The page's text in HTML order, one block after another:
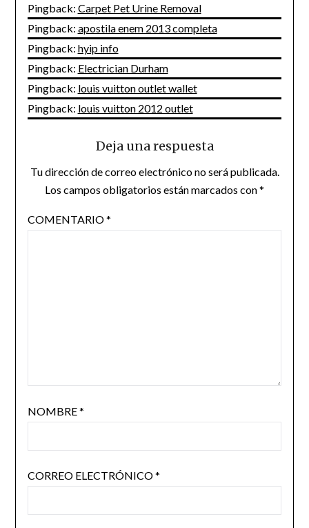
Pingback: Carpet Pet Urine Removal
Pingback: apostila enem 2013 completa
Pingback: hyip info
Pingback: Electrician Durham
Pingback: louis vuitton outlet wallet
Pingback: louis vuitton 2012 outlet
Deja una respuesta
Tu dirección de correo electrónico no será publicada.
Los campos obligatorios están marcados con*
COMENTARIO*
NOMBRE*
CORREO ELECTRÓNICO*